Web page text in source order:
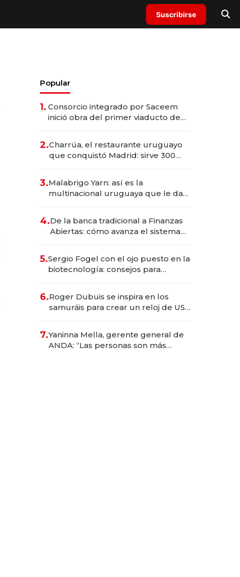
Suscribirse
Popular
1. Consorcio integrado por Saceem
inició obra del primer viaducto de
millones
2.Charrúa, el restaurante uruguayo
que conquistó Madrid: sirve 300
prepara apertura
3.Malabrigo Yarn: así es la
multinacional uruguaya que le da
4.De la banca tradicional a Finanzas
Abiertas: cómo avanza el sistema
5.Sergio Fogel con el ojo puesto en la
biotecnología: consejos para
6.Roger Dubuis se inspira en los
samuráis para crear un reloj de US$
7.Yaninna Mella, gerente general de
ANDA: “Las personas son más